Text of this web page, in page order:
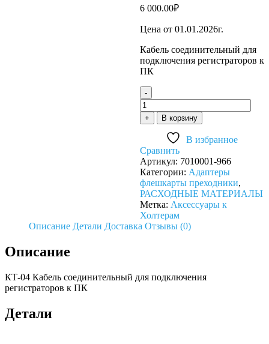
6 000.00₽
Цена от 01.01.2026г.
Кабель соединительный для
подключения регистраторов к
ПК
-
Количество
товара
КТ-04
Кабель
соединительный
для
подключения
регистраторов
к
ПК
+ В корзину
В избранное
Сравнить
Артикул: 7010001-966
Категории: Адаптеры
флешкарты преходники,
РАСХОДНЫЕ МАТЕРИАЛЫ
Метка: Аксессуары к
Холтерам
Описание Детали Доставка Отзывы (0)
Описание
КТ-04 Кабель соединительный для подключения
регистраторов к ПК
Детали